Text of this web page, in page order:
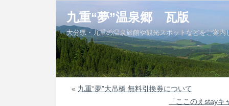
九重“夢”温泉郷 瓦版
大分県・九重の温泉旅館や観光スポットなどをご案内
« 九重“夢”大吊橋 無料引換券について
「ここのえstay